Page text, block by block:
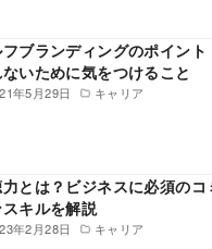
年5月29日 キャリア
ブランディングのポイント
いために気をつけること
年2月28日 キャリア
とは？ビジネスに必須のコ
スキルを解説